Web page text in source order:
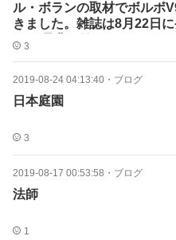
ル・ボランの取材でボルボ
きました。雑誌は8月22日
た。 是非ご覧下さ
3
2019-08-24 04:13:40 ・ ブログ
日本庭園
3
2019-08-17 00:53:58 ・ ブログ
法師
1